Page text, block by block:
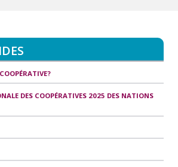
DES COOPÉRATIVES 2025 DES NATIONS